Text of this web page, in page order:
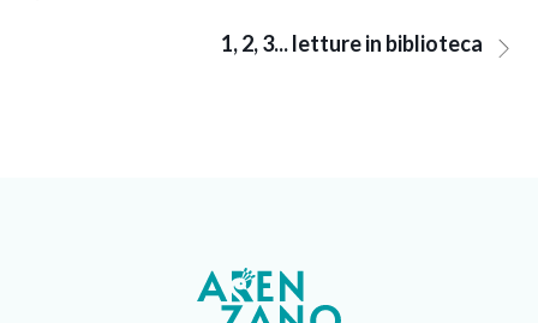
1, 2, 3... letture in biblioteca